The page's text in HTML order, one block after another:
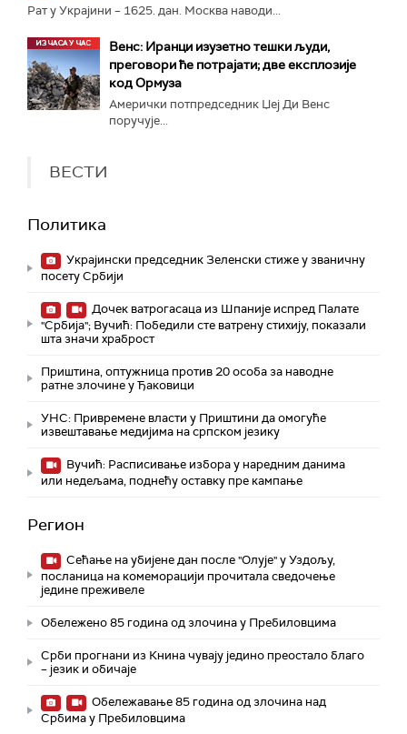
Рат у Украјини – 1625. дан. Москва наводи...
Венс: Иранци изузетно тешки људи,
преговори ће потрајати; две експлозије
код Ормуза
Амерички потпредседник Џеј Ди Венс
поручује...
ВЕСТИ
Политика
Украјински председник Зеленски стиже у званичну
посету Србији
Дочек ватрогасаца из Шпаније испред Палате
"Србија"; Вучић: Победили сте ватрену стихију, показали
шта значи храброст
Приштина, оптужница против 20 особа за наводне
ратне злочине у Ђаковици
УНС: Привремене власти у Приштини да омогуће
извештавање медијима на српском језику
Вучић: Расписивање избора у наредним данима
или недељама, поднећу оставку пре кампање
Регион
Сећање на убијене дан после "Олује" у Уздољу,
посланица на комеморацији прочитала сведочење
једине преживеле
Обележено 85 година од злочина у Пребиловцима
Срби прогнани из Книна чувају једино преостало благо
– језик и обичаје
Обележавање 85 година од злочина над
Србима у Пребиловцима